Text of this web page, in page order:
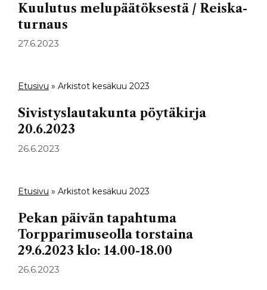
Kuulutus melupäätöksestä / Reiska-
turnaus
27.6.2023
Etusivu » Arkistot kesäkuu 2023
Sivistyslautakunta pöytäkirja
20.6.2023
26.6.2023
Etusivu » Arkistot kesäkuu 2023
Pekan päivän tapahtuma
Torpparimuseolla torstaina
29.6.2023 klo: 14.00-18.00
26.6.2023